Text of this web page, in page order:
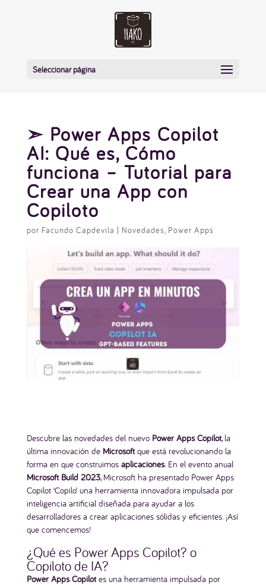
Seleccionar página
➣ Power Apps Copilot
AI: Qué es, Cómo
funciona – Tutorial para
Crear una App con
Copiloto
por Facundo Capdevila | Novedades, Power Apps
Descubre las novedades del nuevo Power Apps Copilot, la
última innovación de Microsoftque está revolucionando la
forma en que construimos aplicaciones. En el evento anual
Microsoft Build 2023, Microsoft ha presentado Power Apps
Copilot ‘Copilo’ una herramienta innovadora impulsada por
inteligencia artificial diseñada para ayudar a los
desarrolladores a crear aplicaciones sólidas y eficientes. ¡Así
que comencemos!
¿Qué es Power Apps Copilot? o
Copiloto de IA?
Power Apps Copilotes una herramienta impulsada por